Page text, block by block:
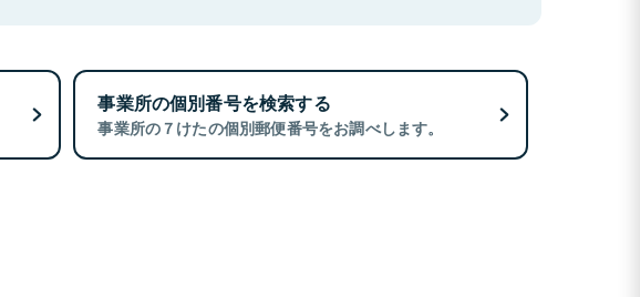
事業所の個別番号を検索する
事業所の７けたの個別郵便番号をお調べします。